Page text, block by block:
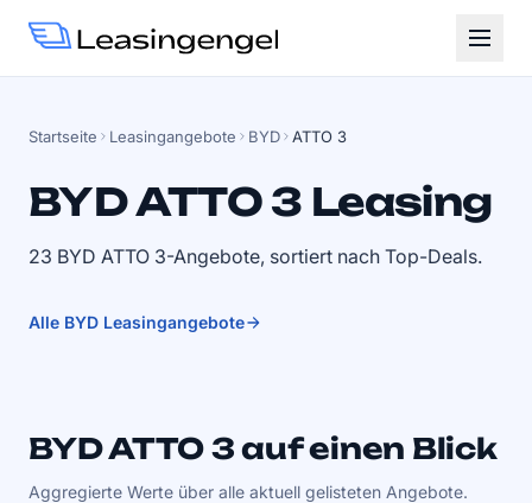
Startseite Leasingangebote BYD ATTO 3
BYD ATTO 3 Leasing
23 BYD ATTO 3-Angebote, sortiert nach Top-Deals.
Alle BYD Leasingangebote
BYD ATTO 3 auf einen Blick
Aggregierte Werte über alle aktuell gelisteten Angebote.